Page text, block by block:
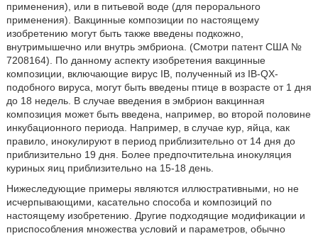
применения), или в питьевой воде (для перорального
применения). Вакцинные композиции по настоящему
изобретению могут быть также введены подкожно,
внутримышечно или внутрь эмбриона. (Смотри патент США №
7208164). По данному аспекту изобретения вакцинные
композиции, включающие вирус IB, полученный из IB-QX-
подобного вируса, могут быть введены птице в возрасте от 1 дня
до 18 недель. В случае введения в эмбрион вакцинная
композиция может быть введена, например, во второй половине
инкубационного периода. Например, в случае кур, яйца, как
правило, инокулируют в период приблизительно от 14 дня до
приблизительно 19 дня. Более предпочтительна инокуляция
куриных яиц приблизительно на 15-18 день.
Нижеследующие примеры являются иллюстративными, но не
исчерпывающими, касательно способа и композиций по
настоящему изобретению. Другие подходящие модификации и
приспособления множества условий и параметров, обычно